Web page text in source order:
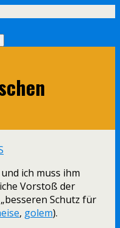
und ich muss ihm
Vorstoß der
Schutz für
, golem).